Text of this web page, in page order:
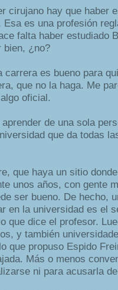
cirujano hay que haber
Esa es una profesión
falta haber estudiado
bien, ¿no?
carrera es bueno para
que no la haga. Me
oficial.
de una sola
que da todas
que haya un sitio
unos años, con gente
ser bueno. De hecho,
en la universidad es el
que dice el profesor.
y también
que propuso Espido
Más o menos
ni para acusarla